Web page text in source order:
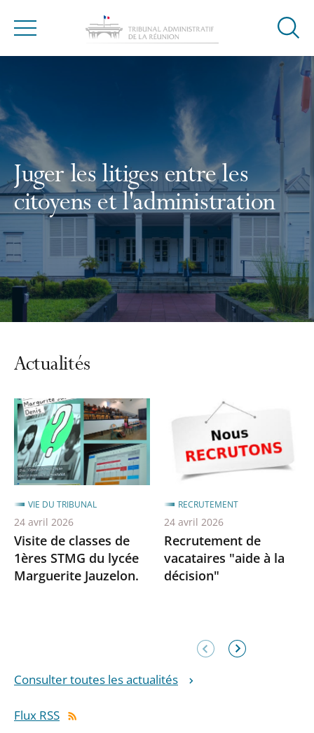
Menu
Ouvrir
de
Juger les litiges entre les
citoyens et l'administration
Actualités
Visite de classes de
1ères STMG du lycée
Marguerite Jauzelon.
VIE DU TRIBUNAL
24 avril 2026
Recrutement de
vacataires "aide à la
décision"
RECRUTEMENT
24 avril 2026
Consulter toutes les actualités
Flux RSS
Élément
précédent
Élément
suivant